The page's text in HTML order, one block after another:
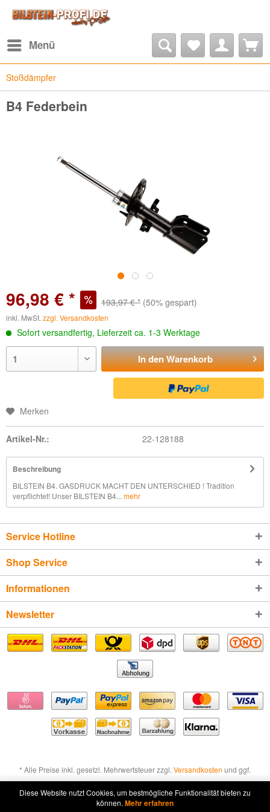
Menü
Stoßdämpfer
B4 Federbein
96,98 € * 193,97 € * (50% gespart)
inkl. MwSt. zzgl. Versandkosten
Sofort versandfertig, Lieferzeit ca. 1-3 Werktage
In denWarenkorb
Merken
Artikel-Nr.: 22-128188
Beschreibung
BILSTEIN B4. GASDRUCK MACHT DEN UNTERSCHIED ! Tradition
verpflichtet! Unser BILSTEIN B4... mehr
Service Hotline
Shop Service
Informationen
Newsletter
* Alle Preise inkl. gesetzl. Mehrwertsteuer zzgl. Versandkosten und ggf.
Nachnahmegebühren, wenn nicht anders beschrieben
Widerruf erklären
Diese Website nutzt Cookies, um bestmögliche Funktionalität bieten zu
können. Mehr erfahren